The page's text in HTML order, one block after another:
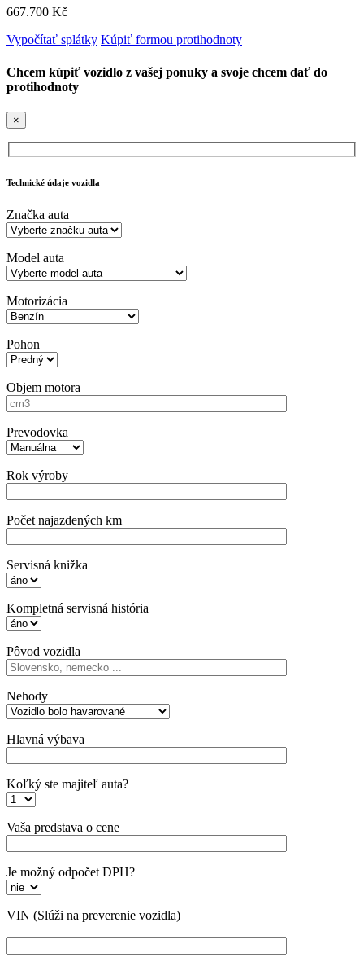
667.700 Kč
Vypočítať splátky Kúpiť formou protihodnoty
Chcem kúpiť vozidlo z vašej ponuky a svoje chcem dať do
protihodnoty
×
Technické údaje vozidla
Značka auta
Model auta
Motorizácia
Pohon
Objem motora
Prevodovka
Rok výroby
Počet najazdených km
Servisná knižka
Kompletná servisná história
Pôvod vozidla
Nehody
Hlavná výbava
Koľký ste majiteľ auta?
Vaša predstava o cene
Je možný odpočet DPH?
VIN (Slúži na preverenie vozidla)